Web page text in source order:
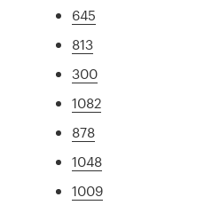
645
813
300
1082
878
1048
1009